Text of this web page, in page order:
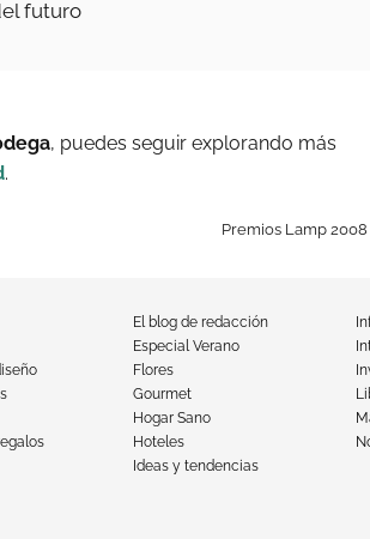
futuro
, puedes seguir explorando más
.
Premios Lamp 2008
El blog de redacción
Especial Verano
Flores
Gourmet
Hogar Sano
Hoteles
Ideas y tendencias